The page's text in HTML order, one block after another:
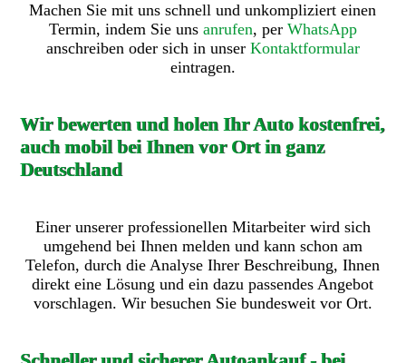
Machen Sie mit uns schnell und unkompliziert einen
Termin, indem Sie uns anrufen, per WhatsApp
anschreiben oder sich in unser Kontaktformular
eintragen.
Wir bewerten und holen Ihr Auto kostenfrei,
auch mobil bei Ihnen vor Ort in ganz
Deutschland
Einer unserer professionellen Mitarbeiter wird sich
umgehend bei Ihnen melden und kann schon am
Telefon, durch die Analyse Ihrer Beschreibung, Ihnen
direkt eine Lösung und ein dazu passendes Angebot
vorschlagen. Wir besuchen Sie bundesweit vor Ort.